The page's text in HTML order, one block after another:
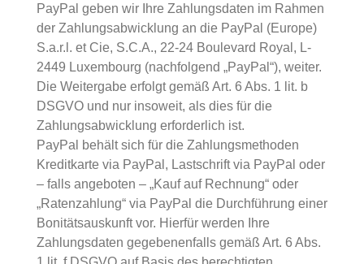
PayPal geben wir Ihre Zahlungsdaten im Rahmen
der Zahlungsabwicklung an die PayPal (Europe)
S.a.r.l. et Cie, S.C.A., 22-24 Boulevard Royal, L-
2449 Luxembourg (nachfolgend „PayPal“), weiter.
Die Weitergabe erfolgt gemäß Art. 6 Abs. 1 lit. b
DSGVO und nur insoweit, als dies für die
Zahlungsabwicklung erforderlich ist.
PayPal behält sich für die Zahlungsmethoden
Kreditkarte via PayPal, Lastschrift via PayPal oder
– falls angeboten – „Kauf auf Rechnung“ oder
„Ratenzahlung“ via PayPal die Durchführung einer
Bonitätsauskunft vor. Hierfür werden Ihre
Zahlungsdaten gegebenenfalls gemäß Art. 6 Abs.